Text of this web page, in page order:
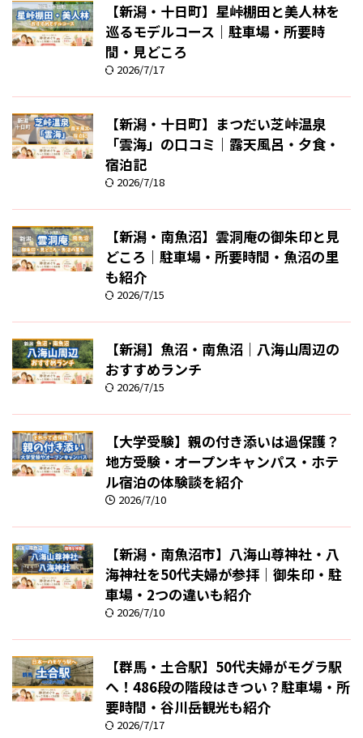
【新潟・十日町】星峠棚田と美人林を
巡るモデルコース｜駐車場・所要時
間・見どころ
2026/7/17
【新潟・十日町】まつだい芝峠温泉
「雲海」の口コミ｜露天風呂・夕食・
宿泊記
2026/7/18
【新潟・南魚沼】雲洞庵の御朱印と見
どころ｜駐車場・所要時間・魚沼の里
も紹介
2026/7/15
【新潟】魚沼・南魚沼｜八海山周辺の
おすすめランチ
2026/7/15
【大学受験】親の付き添いは過保護？
地方受験・オープンキャンパス・ホテ
ル宿泊の体験談を紹介
2026/7/10
【新潟・南魚沼市】八海山尊神社・八
海神社を50代夫婦が参拝｜御朱印・駐
車場・2つの違いも紹介
2026/7/10
【群馬・土合駅】50代夫婦がモグラ駅
へ！486段の階段はきつい？駐車場・所
要時間・谷川岳観光も紹介
2026/7/17